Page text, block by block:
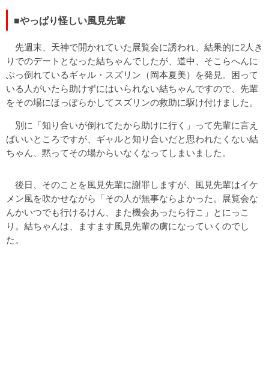
■やっぱり怪しい風見先輩
先週末、天神で開かれていた展覧会に誘われ、結果的に2人き
りでのデートとなった結ちゃんでしたが、道中、そこらへんに
ぶっ倒れているギャル・スズリン（岡本夏美）を発見。困って
いる人がいたら助けずにはいられない結ちゃんですので、先輩
をその場にほっぽらかしてスズリンの救助に駆け付けました。
別に「知り合いが倒れてたから助けに行く」って先輩に言え
ばいいところですが、ギャルと知り合いだと思われたくない結
ちゃん、黙ってその場からいなくなってしまいました。
後日、そのことを風見先輩に謝罪しますが、風見先輩はイケ
メン風を吹かせながら「その人が無事ならよかった。展覧会な
んかいつでも行けるけん、また機会あったら行こ」とにっこ
り。結ちゃんは、ますます風見先輩の虜になっていくのでし
た。